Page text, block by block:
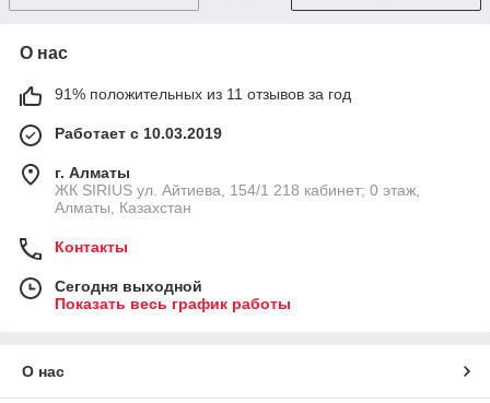
О нас
91% положительных из 11 отзывов за год
Работает с 10.03.2019
г. Алматы
​ЖК SIRIUS​ ул. Айтиева, 154/1​ 218 кабинет; 0 этаж,
Алматы, Казахстан
Контакты
Сегодня выходной
Показать весь график работы
О нас